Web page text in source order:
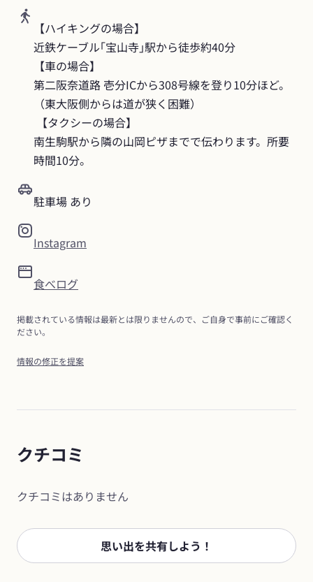
【ハイキングの場合】
近鉄ケーブル｢宝山寺｣駅から徒歩約40分
【車の場合】
第二阪奈道路 壱分ICから308号線を登り10分ほど。
（東大阪側からは道が狭く困難）
南生駒駅から隣の山岡ピザまでで伝わります。所要
時間10分。
駐車場 あり
Instagram
食べログ
掲載されている情報は最新とは限りませんので、ご自身で事前にご確認く
ださい。
情報の修正を提案
クチコミ
クチコミはありません
思い出を共有しよう！